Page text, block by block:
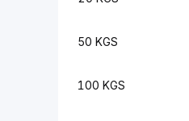
50 KGS
100 KGS